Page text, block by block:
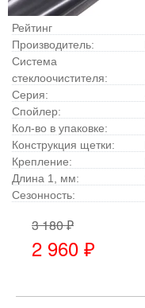
Рейтинг
Производитель:
Система
стеклоочистителя:
Серия:
Спойлер:
Кол-во в упаковке:
Конструкция щетки:
Крепление:
Длина 1, мм:
Сезонность:
3 180 ₽
2 960 ₽